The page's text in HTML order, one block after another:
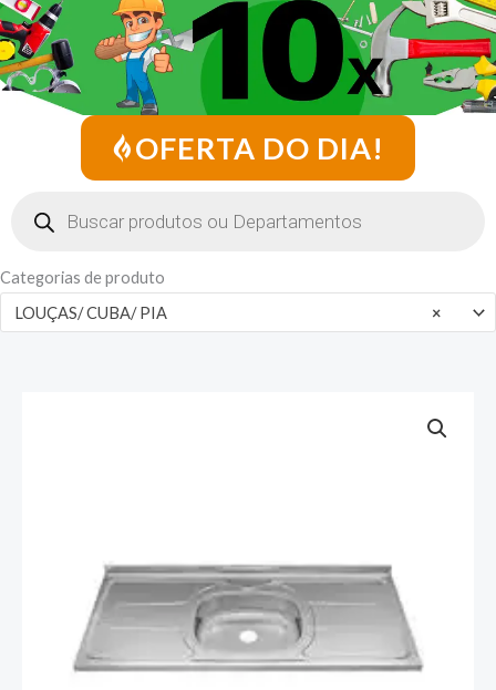
OFERTA DO DIA!
Categorias de produto
×
LOUÇAS/ CUBA/ PIA